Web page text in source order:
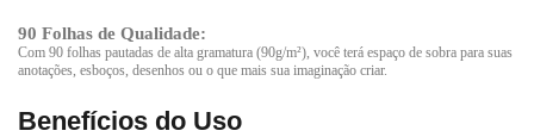
90 Folhas de Qualidade:
Com 90 folhas pautadas de alta gramatura (90g/m²), você terá espaço de sobra para suas
anotações, esboços, desenhos ou o que mais sua imaginação criar.
Benefícios do Uso